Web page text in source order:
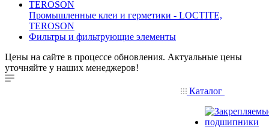
Промышленные клеи и герметики - LOCTITE,
TEROSON
Фильтры и фильтрующие элементы
Цены на сайте в процессе обновления. Актуальные цены
уточняйте у наших менеджеров!
Каталог